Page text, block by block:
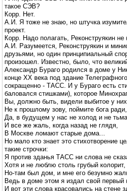
такое СЭВ?
Корр. Нет.
А.И. Я тоже не знаю, но штучка
проект.
Корр. Надо полагать, Реконструякин
А.И. Разумеется, Реконструякин и
друзьями, но один принципиальный
произошел. Известно, было, что
Александр Бураго родился в доме у
конце XX века под здание
сокращенно - ТАСС. И у Бураго есть
баловался стишками), которое
Вы, должно быть, видели выбитое у
Не к прошлому зову, поймите бога ради,
Да, в будущем у нас не холод и не тьма,
И все же жаль, когда назад не глядя,
В Москве ломают старые дома...
Но мало кто знает это стихотворение
такие строчки:
Я против зданья ТАСС ни слова не
Хотя и не люблю столь грубый колорит,
Но-там был дом, и мне его безумно
Ведь в доме этом я издал свой первый
И вот эти слова красовались на стене